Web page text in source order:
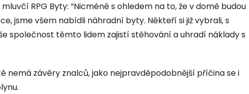
RPG Byty: “Nicméně s ohledem na to, že v domě budou
jsme všem nabídli náhradní byty. Někteří si již vybrali, s
společnost těmto lidem zajistí stěhování a uhradí náklady s
nemá závěry znalců, jako nejpravděpodobnější příčina se i